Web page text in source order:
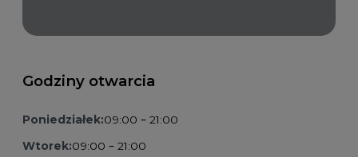
Godziny otwarcia
Poniedziałek:09:00 – 21:00
Wtorek:09:00 – 21:00